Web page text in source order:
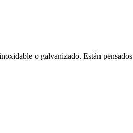
o galvanizado. Están